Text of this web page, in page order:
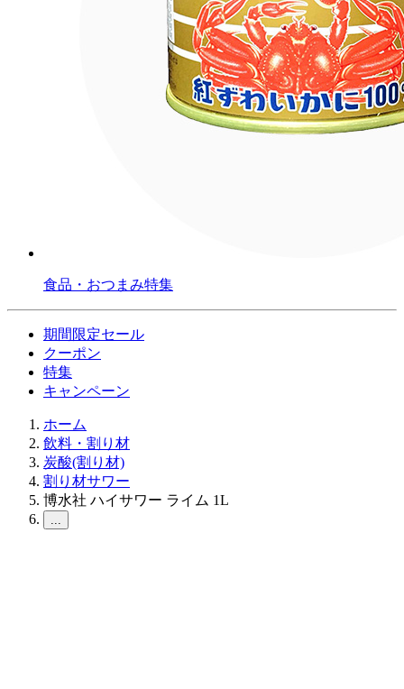
食品・おつまみ特集
期間限定セール
クーポン
特集
キャンペーン
ホーム
飲料・割り材
炭酸(割り材)
割り材サワー
博水社 ハイサワー ライム 1L
...